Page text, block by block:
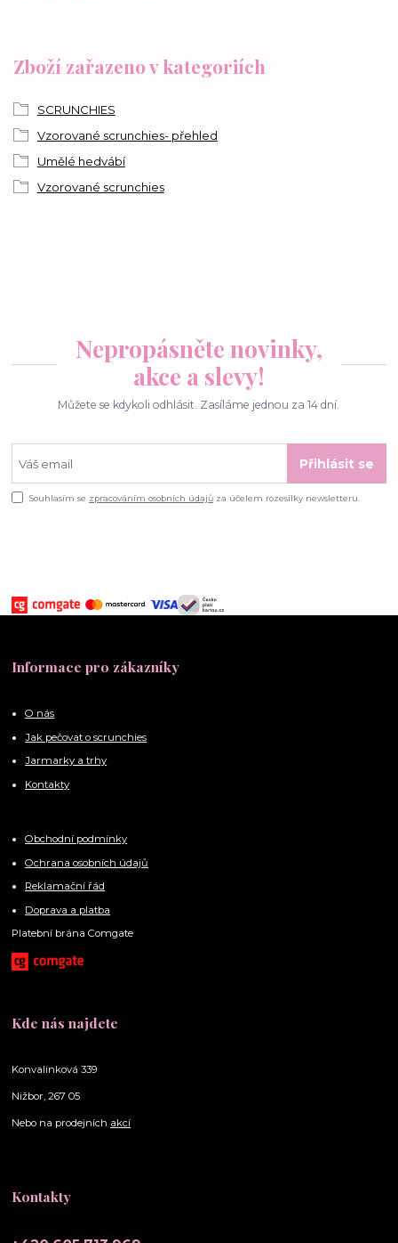
Zboží zařazeno v kategoriích
SCRUNCHIES
Vzorované scrunchies- přehled
Umělé hedvábí
Vzorované scrunchies
Nepropásněte novinky,
akce a slevy!
Můžete se kdykoli odhlásit. Zasíláme jednou za 14 dní.
Přihlásit se
Souhlasím se zpracováním osobních údajů za účelem rozesílky newsletteru.
Informace pro zákazníky
O nás
Jak pečovat o scrunchies
Jarmarky a trhy
Kontakty
Obchodní podmínky
Ochrana osobních údajů
Reklamační řád
Doprava a platba
Platební brána Comgate
Kde nás najdete
Konvalinková 339
Nižbor, 267 05
Nebo na prodejních akcí
Kontakty